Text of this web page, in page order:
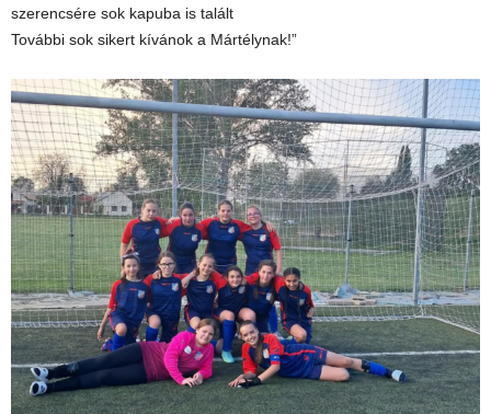
szerencsére sok kapuba is talált
További sok sikert kívánok a Mártélynak!”